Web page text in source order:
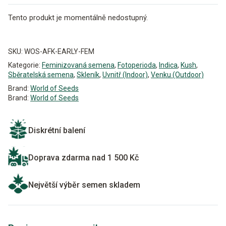
Tento produkt je momentálně nedostupný.
SKU: WOS-AFK-EARLY-FEM
Kategorie: Feminizovaná semena, Fotoperioda, Indica, Kush,
Sběratelská semena, Skleník, Uvnitř (Indoor), Venku (Outdoor)
Brand: World of Seeds
Brand: World of Seeds
Diskrétní balení
Doprava zdarma nad 1 500 Kč
Největší výběr semen skladem